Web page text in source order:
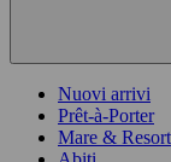
Nuovi arrivi
Prêt-à-Porter
Mare & Resort